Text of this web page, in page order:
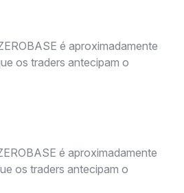
é aproximadamente
os traders antecipam o
é aproximadamente
os traders antecipam o